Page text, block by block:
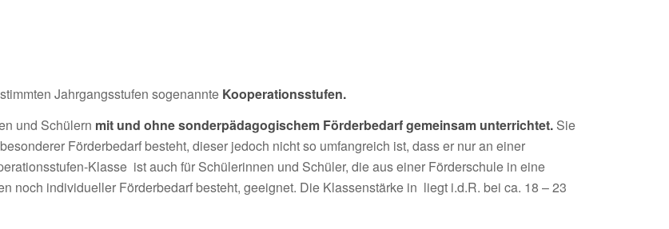
Jahrgangsstufen sogenannte Kooperationsstufen.
und Schülern mit und ohne sonderpädagogischem Förderbedarf gemeinsam unterrichtet. Sie
Förderbedarf besteht, dieser jedoch nicht so umfangreich ist, dass er nur an einer
Klasse ist auch für Schülerinnen und Schüler, die aus einer Förderschule in eine
noch individueller Förderbedarf besteht, geeignet. Die Klassenstärke in liegt i.d.R. bei ca. 18 – 23